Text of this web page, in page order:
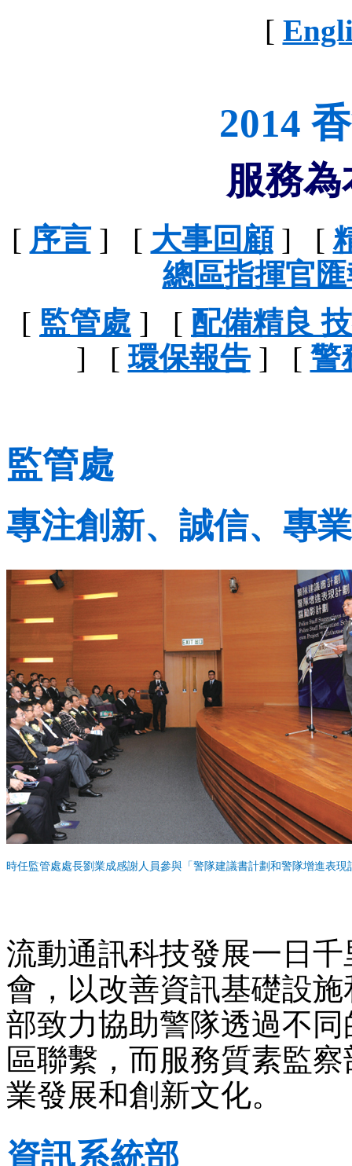
[
2014
服務
[ 序言] [ 大事回顧] [
總區指揮官
[ 監管處 ] [ 配備精良
] [環保報告] [ 警
監管處
專注創新、誠信、專
時任監管處處長劉業成感謝人員參與「警隊建議書計劃和警隊增進表現
流動通訊科技發展一日
會，以改善資訊基礎設
部致力協助警隊透過不
區聯繫，而服務質素監
業發展和創新文化。
資訊系統部